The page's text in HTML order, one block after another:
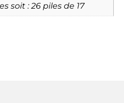
soit : 26 piles de 17